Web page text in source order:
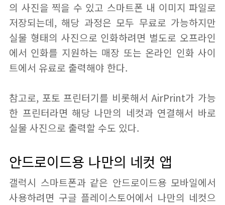
의 사진을 찍을 수 있고 스마트폰 내 이미지 파일로
저장되는데, 해당 과정은 모두 무료로 가능하지만
실물 형태의 사진으로 인화하려면 별도로 오프라인
에서 인화를 지원하는 매장 또는 온라인 인화 사이
트에서 유료로 출력해야 한다.
참고로, 포토 프린터기를 비롯해서 AirPrint가 가능
한 프린터라면 해당 나만의 네컷과 연결해서 바로
실물 사진으로 출력할 수도 있다.
안드로이드용 나만의 네컷 앱
갤럭시 스마트폰과 같은 안드로이드용 모바일에서
사용하려면 구글 플레이스토어에서 나만의 네컷으